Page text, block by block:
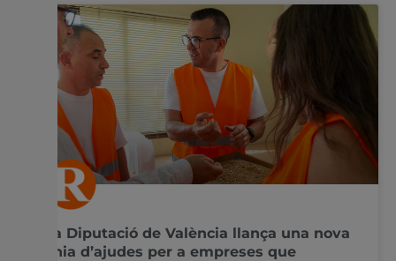
La Diputació de València llança una nova
línia d’ajudes per a empreses que